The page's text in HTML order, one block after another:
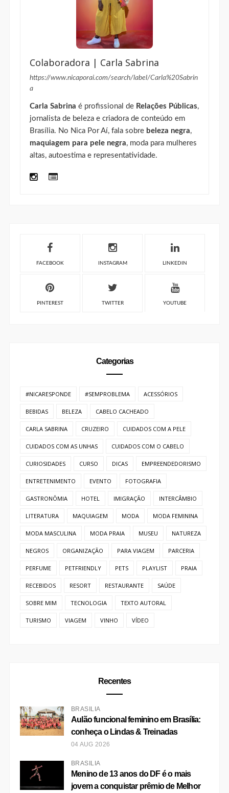
Colaboradora | Carla Sabrina
https://www.nicaporai.com/search/label/Carla%20Sabrin
a
Carla Sabrina é profissional de Relações Públicas,
jornalista de beleza e criadora de conteúdo em
Brasília. No Nica Por Aí, fala sobre beleza negra,
maquiagem para pele negra, moda para mulheres
altas, autoestima e representatividade.
FACEBOOK INSTAGRAM LINKEDIN
PINTEREST TWITTER YOUTUBE
Categorias
#NICARESPONDE #SEMPROBLEMA ACESSÓRIOS
BEBIDAS BELEZA CABELO CACHEADO
CARLA SABRINA CRUZEIRO CUIDADOS COM A PELE
CUIDADOS COM AS UNHAS CUIDADOS COM O CABELO
CURIOSIDADES CURSO DICAS EMPREENDEDORISMO
ENTRETENIMENTO EVENTO FOTOGRAFIA
GASTRONÔMIA HOTEL IMIGRAÇÃO INTERCÂMBIO
LITERATURA MAQUIAGEM MODA MODA FEMININA
MODA MASCULINA MODA PRAIA MUSEU NATUREZA
NEGROS ORGANIZAÇÃO PARA VIAGEM PARCERIA
PERFUME PETFRIENDLY PETS PLAYLIST PRAIA
RECEBIDOS RESORT RESTAURANTE SAÚDE
SOBRE MIM TECNOLOGIA TEXTO AUTORAL
TURISMO VIAGEM VINHO VÍDEO
Recentes
BRASÍLIA
Aulão funcional feminino em Brasília:
conheça o Lindas & Treinadas
04 AUG 2026
BRASÍLIA
Menino de 13 anos do DF é o mais
jovem a conquistar prêmio de Melhor